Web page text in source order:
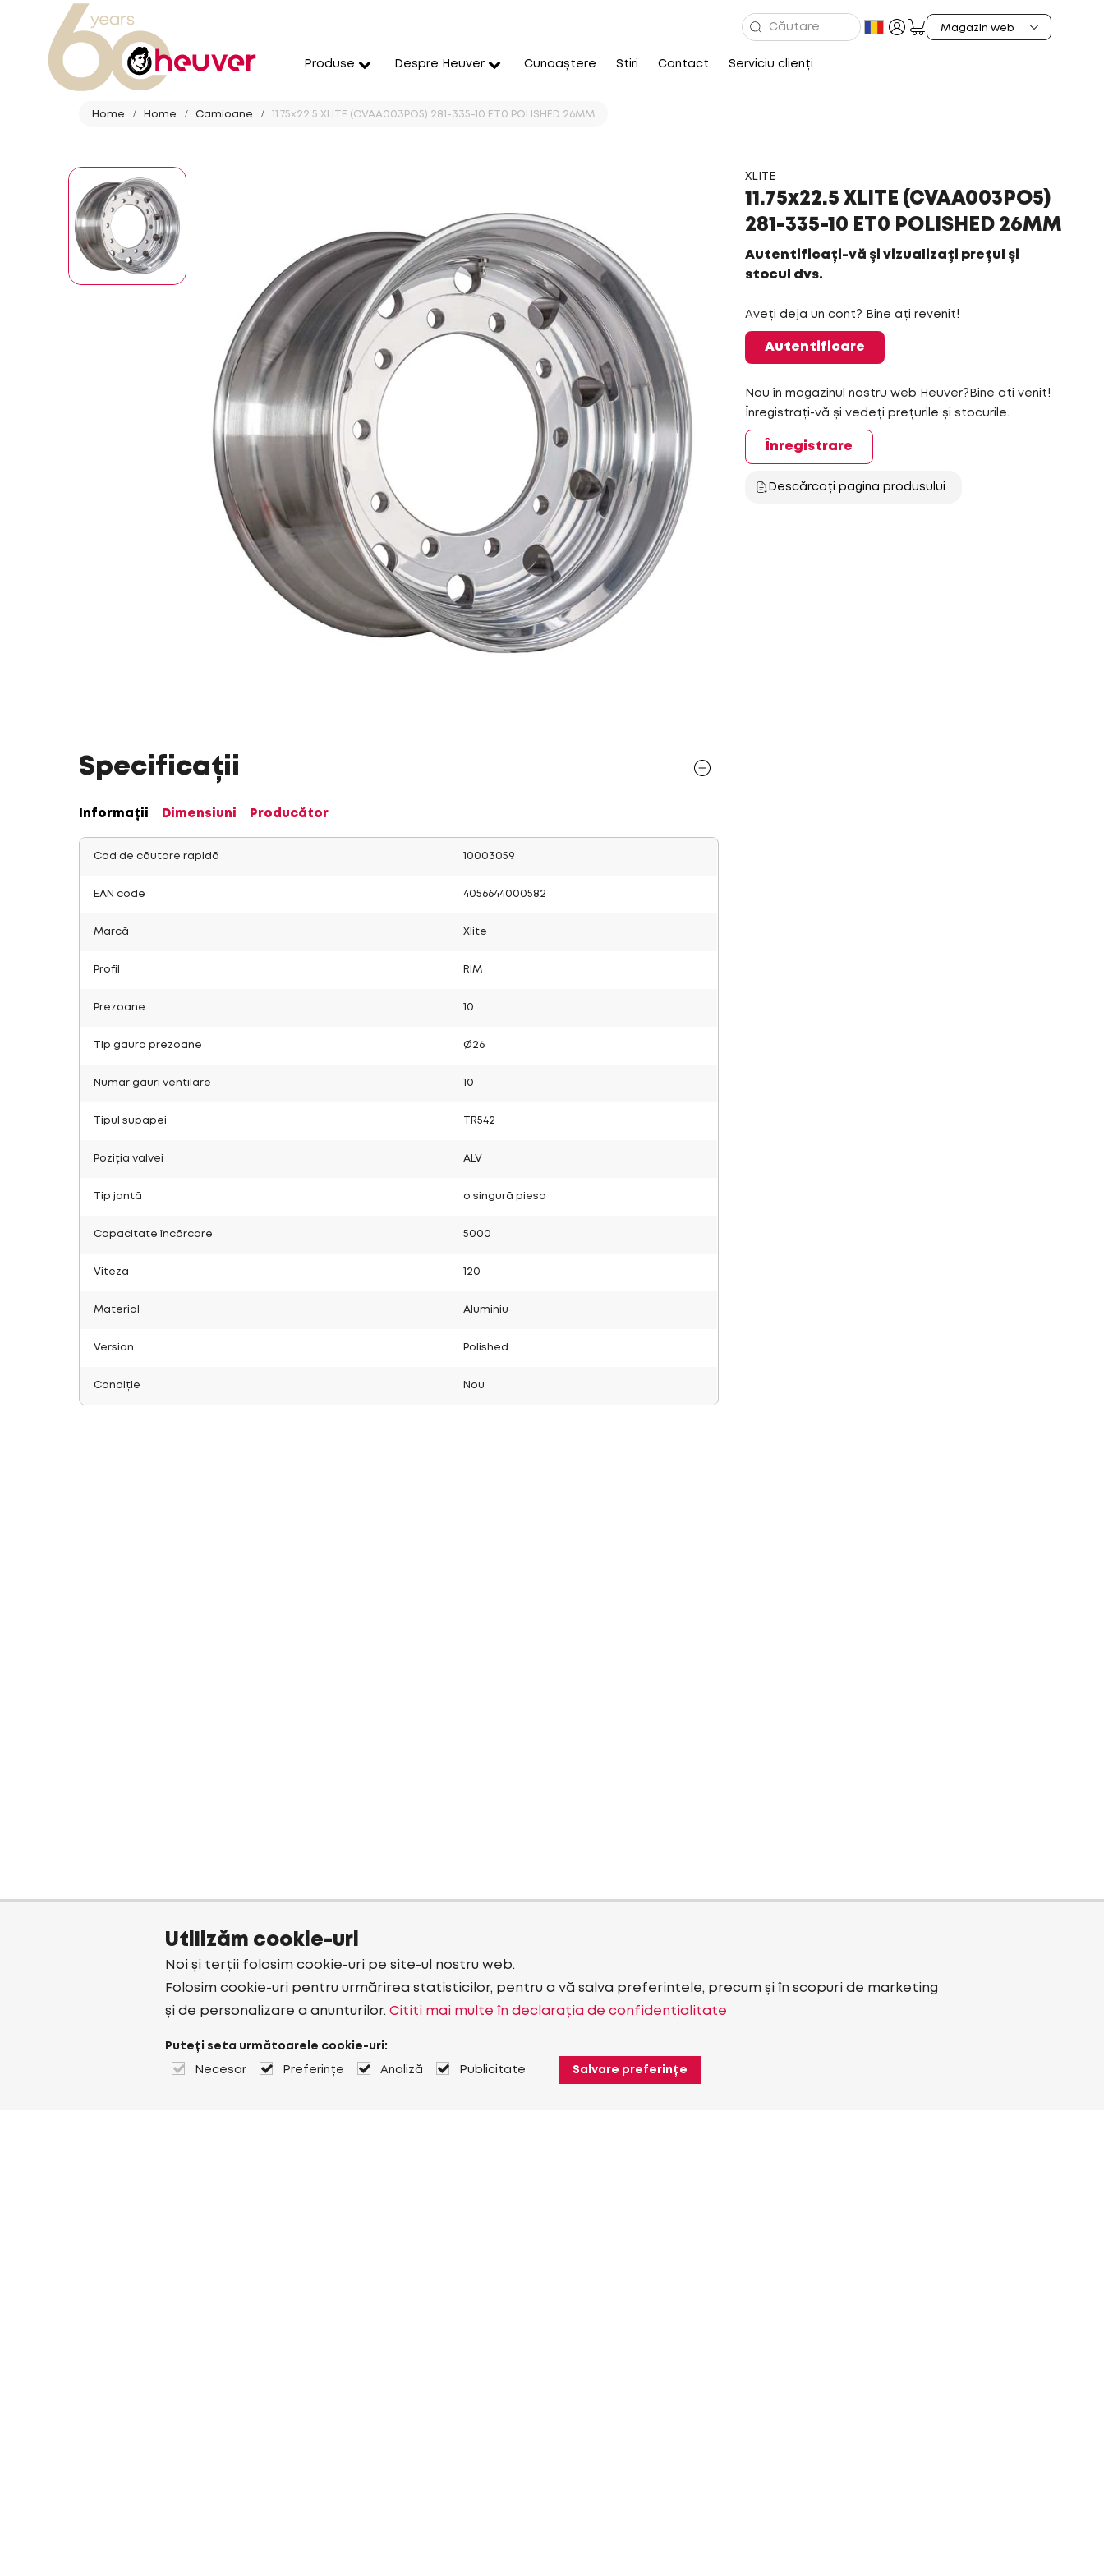
Produse Despre Heuver Cunoaștere Stiri Contact Serviciu clienți
Home Home Camioane 11.75x22.5 XLITE (CVAA003PO5) 281-335-10 ET0 POLISHED 26MM
XLITE
11.75x22.5 XLITE (CVAA003PO5)
281-335-10 ET0 POLISHED 26MM
Autentificați-vă și vizualizați prețul și
stocul dvs.
Aveți deja un cont? Bine ați revenit!
Autentificare
Nou în magazinul nostru web Heuver?Bine ați venit!
Înregistrați-vă și vedeți prețurile și stocurile.
Înregistrare
Descărcați pagina produsului
Specificații
Informații Dimensiuni Producător
Cod de căutare rapidă 10003059
EAN code 4056644000582
Marcă Xlite
Profil RIM
Prezoane 10
Tip gaura prezoane Ø26
Număr găuri ventilare 10
Tipul supapei TR542
Poziția valvei ALV
Tip jantă o singură piesa
Capacitate încărcare 5000
Viteza 120
Material Aluminiu
Version Polished
Condiție Nou
Utilizăm cookie-uri
Noi și terții folosim cookie-uri pe site-ul nostru web.
Folosim cookie-uri pentru urmărirea statisticilor, pentru a vă salva preferințele, precum și în scopuri de marketing
și de personalizare a anunțurilor. Citiți mai multe în declarația de confidențialitate
Puteți seta următoarele cookie-uri:
Necesar Preferințe Analiză Publicitate Salvare preferințe